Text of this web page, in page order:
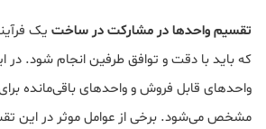
تقسیم واحدها در مشارکت در ساخت یک
که باید با دقت و توافق طرفین انجام شود. در
واحدهای قابل فروش و واحدهای باقی‌مانده
مشخص می‌شود. برخی از عوامل موثر در این